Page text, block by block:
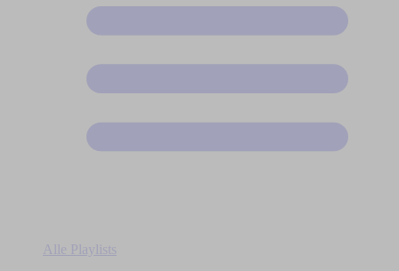
Alle Playlists